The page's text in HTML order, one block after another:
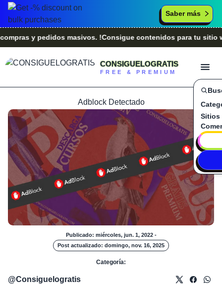
Saber más
y pedidos masivos. !Consigue contenidos para tu sitio
CONSIGUELOGRATIS
FREE & PREMIUM
Sitios
Adblock Detectado
Publicado: miércoles, jun. 1, 2022 -
Post actualizado: domingo, nov. 16, 2025
Categoría:
@Consiguelogratis